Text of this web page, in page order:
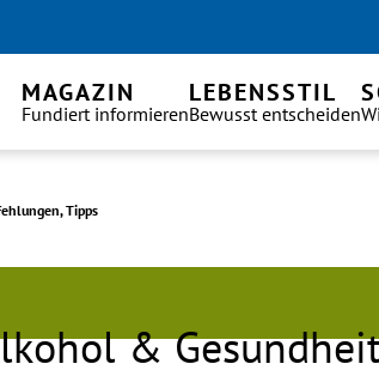
MAGAZIN
Fundiert informieren
LEBENSSTIL
Bewusst entscheiden
Tipps
&